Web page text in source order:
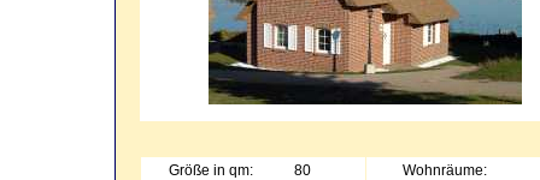
Größe in qm:
80
Wohnräume: